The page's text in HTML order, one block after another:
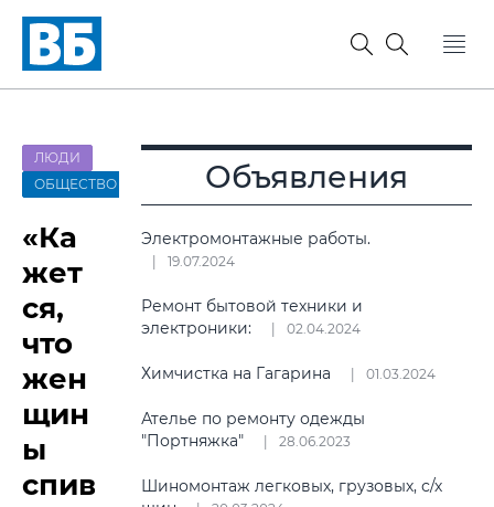
ЛЮДИ
ОБЩЕСТВО
«Ка
жет
ся,
что
жен
щин
ы
спив
Объявления
Электромонтажные работы.
19.07.2024
Ремонт бытовой техники и
электроники:
02.04.2024
Химчистка на Гагарина 01.03.2024
Ателье по ремонту одежды
"Портняжка"
28.06.2023
Шиномонтаж легковых, грузовых, с/х